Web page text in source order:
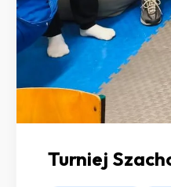
Turniej